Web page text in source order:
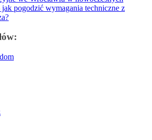
jak pogodzić wymagania techniczne z